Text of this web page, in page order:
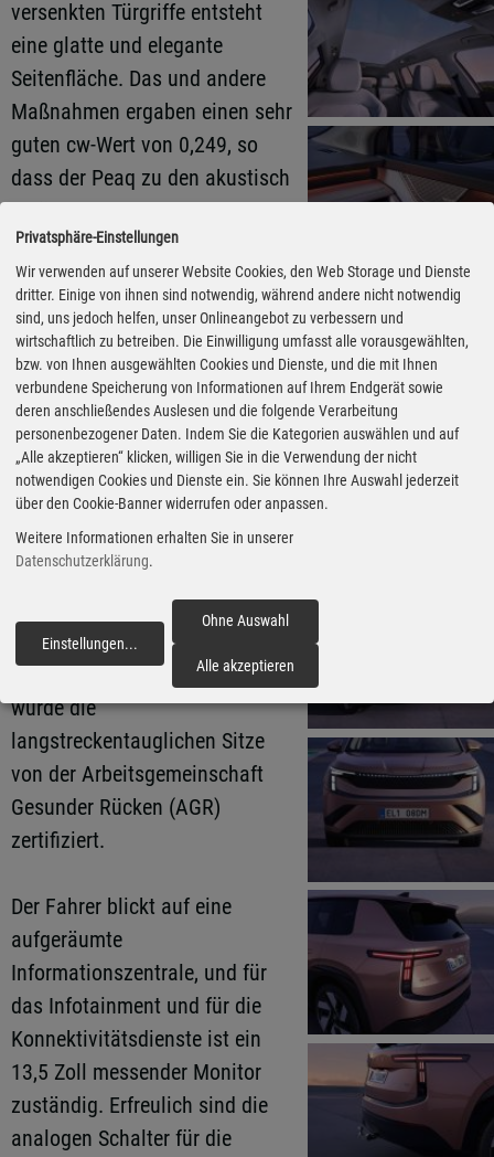
versenkten Türgriffe entsteht
eine glatte und elegante
Seitenfläche. Das und andere
Maßnahmen ergaben einen sehr
guten cw-Wert von 0,249, so
dass der Peaq zu den akustisch
zurückhaltenden Vertretern
seiner Zunft gehören dürfte.
Auch im Innenraum herrscht
eine fast schon skandinavische
Sachlichkeit, die durch die
hochwertigen Materialien noch
verstärkt wird. Keine Frage,
dieser Skoda klopft endgültig
am Premiumsegment an. In der
Topausstattung besitzen die
Frontsitze auch eine
Massagefunktion und
ergonomisch gestaltete
Beinstützen, und außerdem
wurde die
langstreckentauglichen Sitze
von der Arbeitsgemeinschaft
Gesunder Rücken (AGR)
zertifiziert.
Der Fahrer blickt auf eine
aufgeräumte
Informationszentrale, und für
das Infotainment und für die
Konnektivitätsdienste ist ein
13,5 Zoll messender Monitor
zuständig. Erfreulich sind die
analogen Schalter für die
Privatsphäre-Einstellungen
Wir verwenden auf unserer Website Cookies, den Web Storage und Dienste
dritter. Einige von ihnen sind notwendig, während andere nicht notwendig
sind, uns jedoch helfen, unser Onlineangebot zu verbessern und
wirtschaftlich zu betreiben. Die Einwilligung umfasst alle vorausgewählten,
bzw. von Ihnen ausgewählten Cookies und Dienste, und die mit Ihnen
verbundene Speicherung von Informationen auf Ihrem Endgerät sowie
deren anschließendes Auslesen und die folgende Verarbeitung
personenbezogener Daten. Indem Sie die Kategorien auswählen und auf
„Alle akzeptieren“ klicken, willigen Sie in die Verwendung der nicht
notwendigen Cookies und Dienste ein. Sie können Ihre Auswahl jederzeit
über den Cookie-Banner widerrufen oder anpassen.
Weitere Informationen erhalten Sie in unserer
Datenschutzerklärung.
Einstellungen...
Ohne Auswahl
Alle akzeptieren